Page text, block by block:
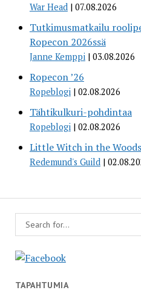
War Head 07.08.2026
Tutkimusmatkailu
Ropecon 2026ssä
Janne Kemppi 03.08.2026
Ropecon ’26
Ropeblogi 02.08.2026
Tähtikulkuri-pohdintaa
Ropeblogi 02.08.2026
Little Witch in the
Redemund's Guild
TAPAHTUMIA